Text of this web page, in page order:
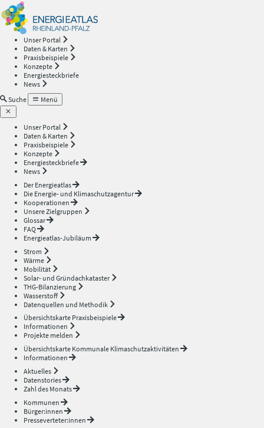
Unser Portal
Daten & Karten
Praxisbeispiele
Konzepte
Energiesteckbriefe
News
Suche
Menü
Unser Portal
Daten & Karten
Praxisbeispiele
Konzepte
Energiesteckbriefe
News
Der Energieatlas
Die Energie- und Klimaschutzagentur
Kooperationen
Unsere Zielgruppen
Glossar
FAQ
Energieatlas-Jubiläum
Strom
Wärme
Mobilität
Solar- und Gründachkataster
THG-Bilanzierung
Wasserstoff
Datenquellen und Methodik
Übersichtskarte Praxisbeispiele
Informationen
Projekte melden
Übersichtskarte Kommunale Klimaschutzaktivitäten
Informationen
Aktuelles
Datenstories
Zahl des Monats
Kommunen
Bürger:innen
Presseverteter:innen